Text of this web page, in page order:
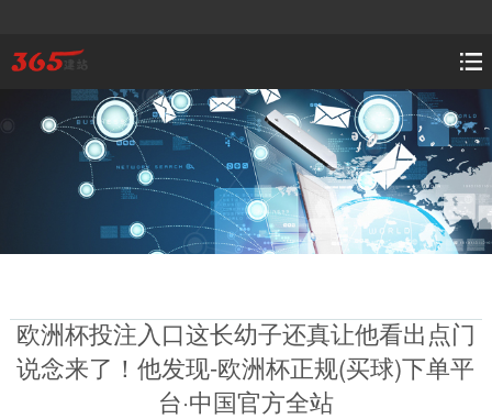
欧洲杯投注入口这长幼子还真让他看出点门
说念来了！他发现-欧洲杯正规(买球)下单平
台·中国官方全站